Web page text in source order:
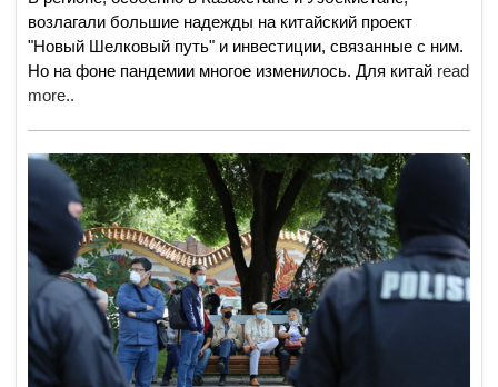
возлагали большие надежды на китайский проект
"Новый Шелковый путь" и инвестиции, связанные с ним.
Но на фоне пандемии многое изменилось. Для китай read
more..